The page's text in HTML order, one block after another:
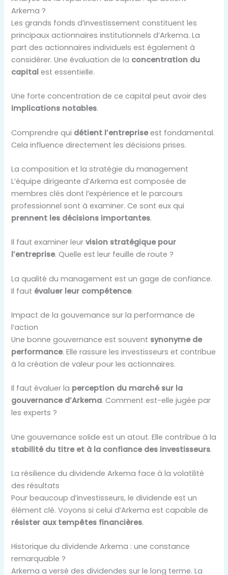
Arkema ?
Les grands fonds d’investissement constituent les
principaux actionnaires institutionnels d’Arkema. La
part des actionnaires individuels est également à
considérer. Une évaluation de la concentration du
capital est essentielle.
Une forte concentration de ce capital peut avoir des
implications notables.
Comprendre qui détient l’entrepriseest fondamental.
Cela influence directement les décisions prises.
La composition et la stratégie du management
L’équipe dirigeante d’Arkema est composée de
membres clés dont l’expérience et le parcours
professionnel sont à examiner. Ce sont eux qui
prennent les décisions importantes.
Il faut examiner leurvision stratégique pour
l’entreprise. Quelle est leur feuille de route ?
La qualité du management est un gage de confiance.
Il faut évaluer leur compétence.
Impact de la gouvernance sur la performance de
l’action
Une bonne gouvernance est souvent synonyme de
performance. Elle rassure les investisseurs et contribue
à la création de valeur pour les actionnaires.
Il faut évaluer la perception du marché sur la
gouvernance d’Arkema. Comment est-elle jugée par
les experts ?
Une gouvernance solide est un atout. Elle contribue à la
stabilité du titre et à la confiance des investisseurs.
La résilience du dividende Arkema face à la volatilité
des résultats
Pour beaucoup d’investisseurs, le dividende est un
élément clé. Voyons si celui d’Arkema est capable de
résister aux tempêtes financières.
Historique du dividende Arkema : une constance
remarquable ?
Arkema a versé des dividendes sur le long terme. La